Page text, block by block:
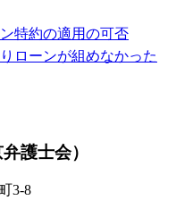
特約の適用の可否
ローンが組めなかった
護士会）
3-8